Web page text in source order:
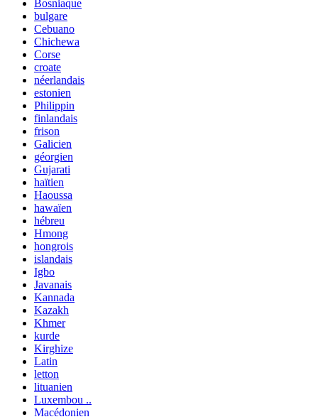
Bosniaque
bulgare
Cebuano
Chichewa
Corse
croate
néerlandais
estonien
Philippin
finlandais
frison
Galicien
géorgien
Gujarati
haïtien
Haoussa
hawaïen
hébreu
Hmong
hongrois
islandais
Igbo
Javanais
Kannada
Kazakh
Khmer
kurde
Kirghize
Latin
letton
lituanien
Luxembou ..
Macédonien